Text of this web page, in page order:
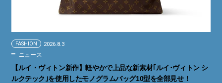
FASHION 2026.8.3
ニュース
【ルイ・ヴィトン新作】軽やかで上品な新素材｢ルイ･ヴィトン シ
ルクテック｣を使用したモノグラムバッグ10型を全部見せ！